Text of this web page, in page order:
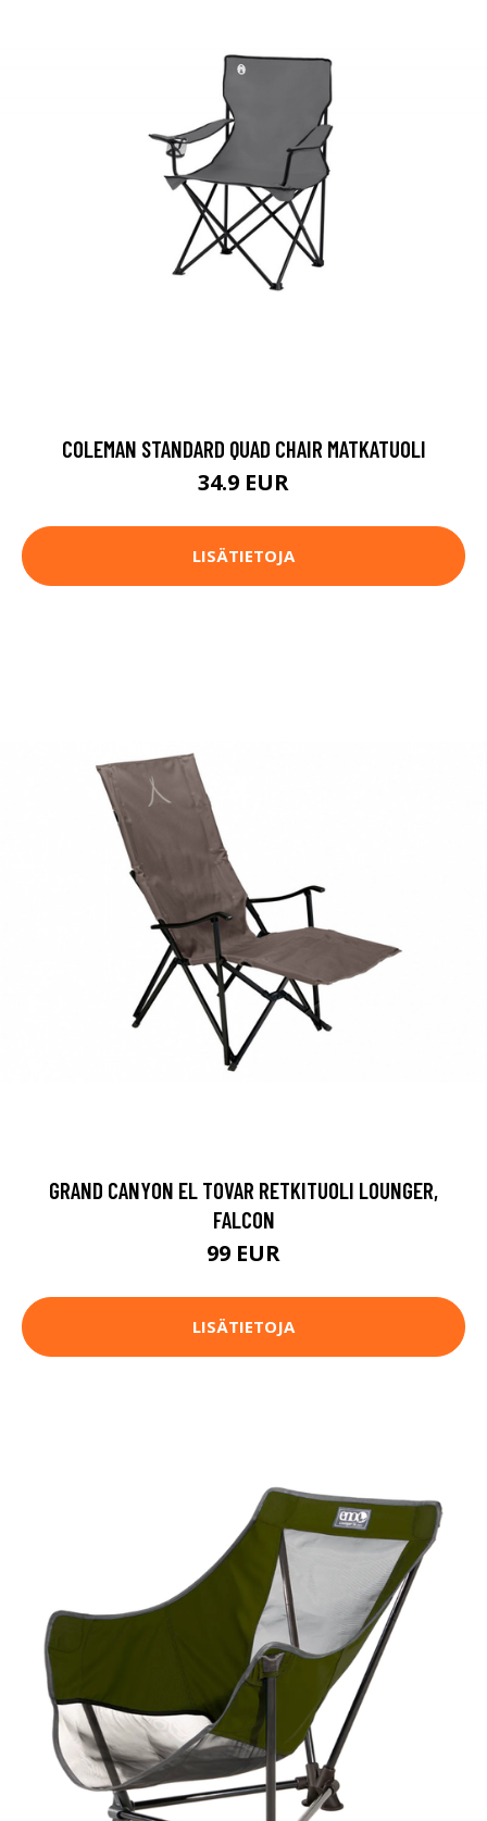
COLEMAN STANDARD QUAD CHAIR MATKATUOLI
34.9 EUR
LISÄTIETOJA
GRAND CANYON EL TOVAR RETKITUOLI LOUNGER,
FALCON
99 EUR
LISÄTIETOJA